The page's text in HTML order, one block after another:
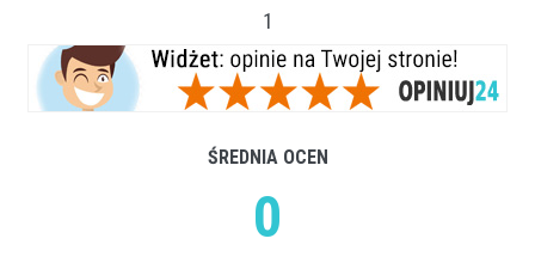
1
ŚREDNIA OCEN
0